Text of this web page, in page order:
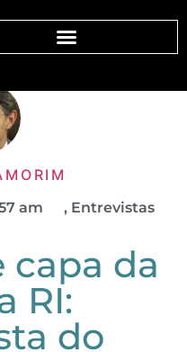
am , Entrevistas
capa da
RI:
do